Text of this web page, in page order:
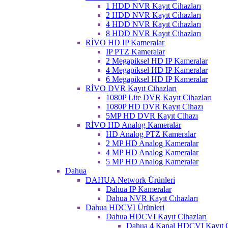
1 HDD NVR Kayıt Cihazları
2 HDD NVR Kayıt Cihazları
4 HDD NVR Kayıt Cihazları
8 HDD NVR Kayıt Cihazları
RİVO HD IP Kameralar
IP PTZ Kameralar
2 Megapiksel HD IP Kameralar
4 Megapiksel HD IP Kameralar
6 Megapiksel HD IP Kameralar
RİVO DVR Kayıt Cihazları
1080P Lite DVR Kayıt Cihazları
1080P HD DVR Kayıt Cihazı
5MP HD DVR Kayıt Cihazı
RİVO HD Analog Kameralar
HD Analog PTZ Kameralar
2 MP HD Analog Kameralar
4 MP HD Analog Kameralar
5 MP HD Analog Kameralar
Dahua
DAHUA Network Ürünleri
Dahua IP Kameralar
Dahua NVR Kayıt Cıhazları
Dahua HDCVI Ürünleri
Dahua HDCVI Kayıt Cihazları
Dahua 4 Kanal HDCVI Kayıt